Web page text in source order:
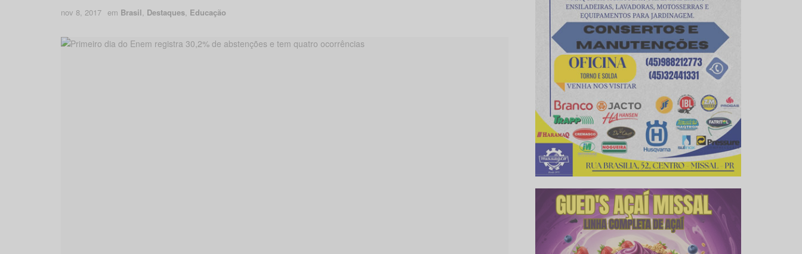
nov 8, 2017 em Brasil Destaques Educação